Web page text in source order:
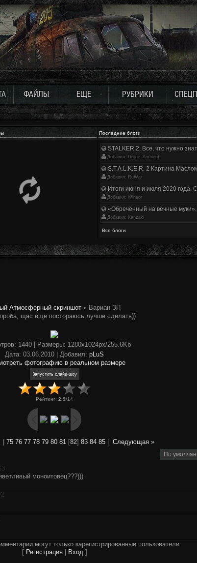
ФАЙЛЫ ЕЩЕ РУБРИКИ
Последние блоги
STALKER 2. Все, что нужно
Добавил: Drone_Ambient
S.T.A.L.K.E.R. 2 Картина
Добавил: RuWar
Итоги июня и июля 2020 года.
Добавил: Winsor
«Обречённый на вечные
Добавил: Kanzaki
Все блоги
Атмосферный скриншот » Вариан ЗП
проба, щас ещё постораюсь лучше сделать))
: 1440 | Размеры: 1280x1024px/255.6Kb
Дата: 03.06.2010 | Добавил: pLuS
фотографию в реальном размере
Рейтинг: 2.9/14
75 76 77 78 79 80 81 [82] 83 84 85 Следующая »
3
моноитовец???)))
2
могут только зарегистрированные пользователи.
[ Регистрация| Вход]